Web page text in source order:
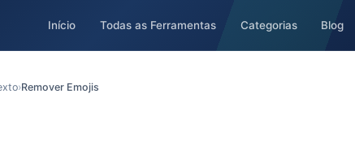
Início Todas as Ferramentas Categorias Blog
›Remover Emojis